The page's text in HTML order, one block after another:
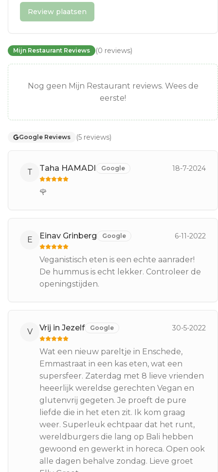
Review plaatsen
Mijn Restaurant Reviews (0 reviews)
Nog geen Mijn Restaurant reviews. Wees de
eerste!
Google Reviews (5 reviews)
T Taha HAMADI Google 18-7-2024
🌹
E Einav Grinberg Google 6-11-2022
Veganistisch eten is een echte aanrader!
De hummus is echt lekker. Controleer de
openingstijden.
V Vrij in Jezelf Google 30-5-2022
Wat een nieuw pareltje in Enschede,
Emmastraat in een kas eten, wat een
supersfeer. Zaterdag met 8 lieve vrienden
heeerlijk wereldse gerechten Vegan en
glutenvrij gegeten. Je proeft de pure
liefde die in het eten zit. Ik kom graag
weer. Superleuk echtpaar dat het runt,
wereldburgers die lang op Bali hebben
gewoond en gewerkt in horeca. Open ook
alle dagen behalve zondag. Lieve groet